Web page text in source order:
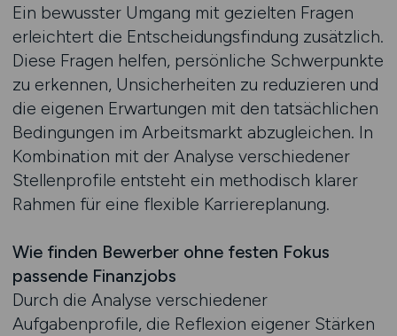
Ein bewusster Umgang mit gezielten Fragen
erleichtert die Entscheidungsfindung zusätzlich.
Diese Fragen helfen, persönliche Schwerpunkte
zu erkennen, Unsicherheiten zu reduzieren und
die eigenen Erwartungen mit den tatsächlichen
Bedingungen im Arbeitsmarkt abzugleichen. In
Kombination mit der Analyse verschiedener
Stellenprofile entsteht ein methodisch klarer
Rahmen für eine flexible Karriereplanung.
Wie finden Bewerber ohne festen Fokus
passende Finanzjobs
Durch die Analyse verschiedener
Aufgabenprofile, die Reflexion eigener Stärken